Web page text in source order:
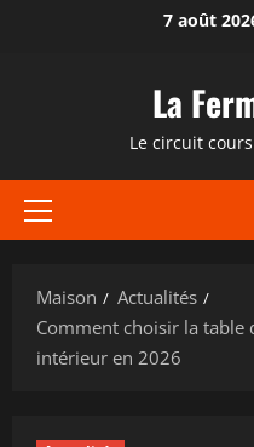
7 août
La
Le circuit
Menu
Maison
Actualités
Comment choisir la
intérieur en 2026